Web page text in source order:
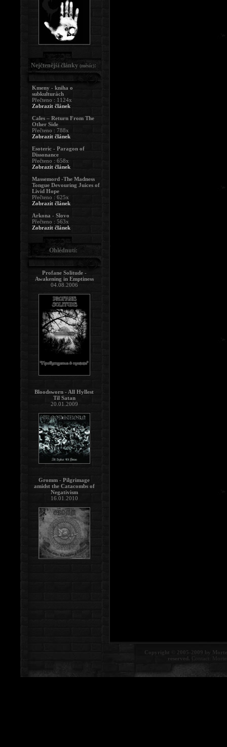
Copyright © 2005-2009 by
reserved. Contact:
Nejčtenější články (měsíc):
Kmeny - kniha o
subkulturách
Přečteno : 1124x
Zobrazit článek
Cales – Return From The
Other Side
Přečteno : 788x
Zobrazit článek
Esoteric - Paragon of
Dissonance
Přečteno : 658x
Zobrazit článek
Massemord -The Madness
Tongue Devouring Juices of
Livid Hope
Přečteno : 625x
Zobrazit článek
Arkona - Slovo
Přečteno : 563x
Zobrazit článek
Ohlédnutí:
Profane Solitude -
Awakening in Emptiness
04.08.2006
Bloodsworn - All Hyllest
Til Satan
20.01.2009
Gromm - Pilgrimage
amidst the Catacombs of
Negativism
16.01.2010